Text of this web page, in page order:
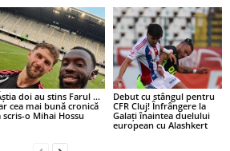
doi au stins Farul …
cea mai bună cronică
scris-o Mihai Hossu
Debut cu stângul pentru
CFR Cluj! Înfrângere la
Galați înaintea duelului
european cu Alashkert